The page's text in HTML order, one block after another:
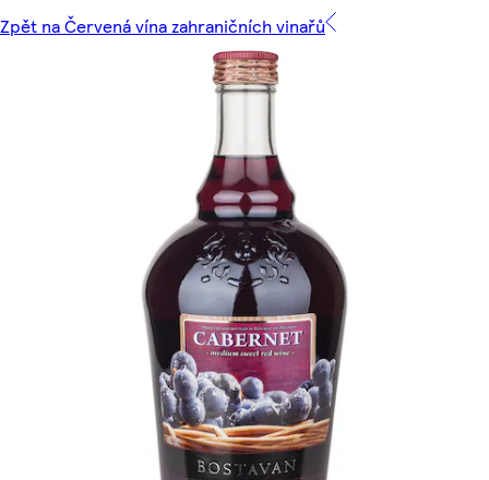
Zpět na Červená vína zahraničních vinařů